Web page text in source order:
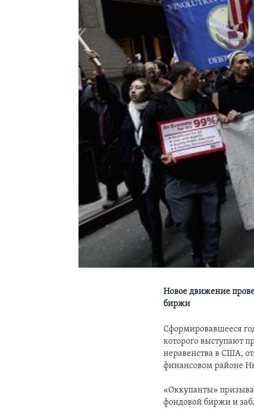
Новое движение
биржи
Сформировавшееся
которого выступают
неравенства в США,
финансовом районе
«Оккупанты»
фондовой биржи и